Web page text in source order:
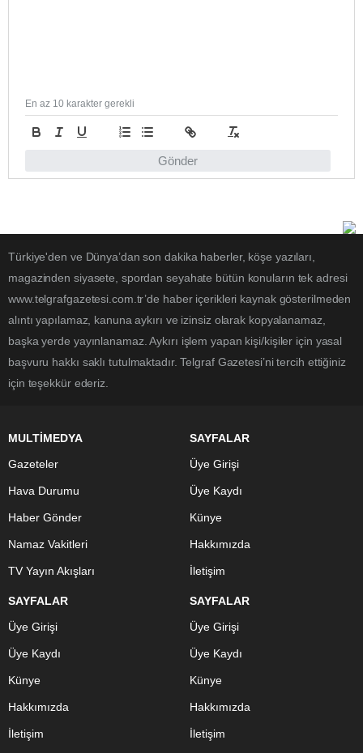
Gönder
En az 10 karakter gerekli
Türkiye'den ve Dünya’dan son dakika haberler, köşe yazıları,
magazinden siyasete, spordan seyahate bütün konuların tek adresi
www.telgrafgazetesi.com.tr’de haber içerikleri kaynak gösterilmeden
alıntı yapılamaz, kanuna aykırı ve izinsiz olarak kopyalanamaz,
başka yerde yayınlanamaz. Aykırı işlem yapan kişi/kişiler için yasal
başvuru hakkı saklı tutulmaktadır. Telgraf Gazetesi’ni tercih ettiğiniz
için teşekkür ederiz.
MULTİMEDYA
Gazeteler
Hava Durumu
Haber Gönder
Namaz Vakitleri
TV Yayın Akışları
SAYFALAR
Üye Girişi
Üye Kaydı
Künye
Hakkımızda
İletişim
SAYFALAR
Üye Girişi
Üye Kaydı
Künye
Hakkımızda
İletişim
SAYFALAR
Üye Girişi
Üye Kaydı
Künye
Hakkımızda
İletişim